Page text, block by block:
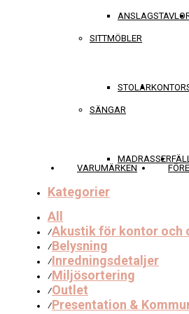
SITTMÖBLER
STOLAR
SÄNGAR
MADRASSER
VARUMÄRKEN
Kategorier
All
⁄Akustik för kontor och
⁄Belysning
⁄Inredningsdetaljer
⁄Miljösortering
⁄Outlet
⁄Presentation &